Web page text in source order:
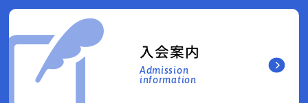
入会案内
Admission
information